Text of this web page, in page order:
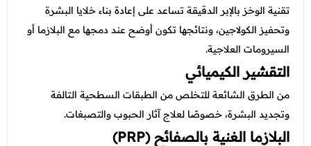
تقنية الوخز بالإبر الدقيقة تساعد على إعادة بناء خلايا البشرة
وتحفيز الكولاجين، ونتائجها تكون أوضح عند دمجها مع البلازما أو
السيرومات العلاجية.
التقشير الكيميائي
من الطرق الشائعة للتخلص من الطبقات السطحية التالفة
وتجديد البشرة، خصوصًا لعلاج آثار الحبوب والتصبغات.
البلازما الغنية بالصفائح (PRP)